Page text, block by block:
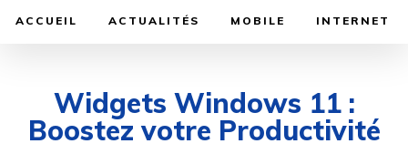
ACCUEIL ACTUALITÉS MOBILE INTERNET
Widgets Windows 11 :
Boostez votre Productivité